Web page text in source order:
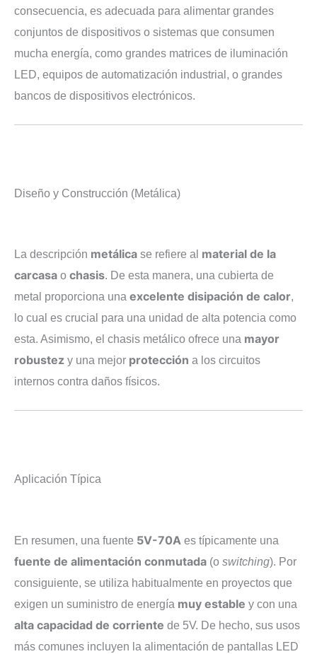
consecuencia, es adecuada para alimentar grandes
conjuntos de dispositivos o sistemas que consumen
mucha energía, como grandes matrices de iluminación
LED, equipos de automatización industrial, o grandes
bancos de dispositivos electrónicos.
Diseño y Construcción (Metálica)
La descripción metálica se refiere al material de la
carcasa o chasis. De esta manera, una cubierta de
metal proporciona una excelente disipación de calor,
lo cual es crucial para una unidad de alta potencia como
esta. Asimismo, el chasis metálico ofrece una mayor
robustez y una mejor protección a los circuitos
internos contra daños físicos.
Aplicación Típica
En resumen, una fuente 5V-70A es típicamente una
fuente de alimentación conmutada (o switching). Por
consiguiente, se utiliza habitualmente en proyectos que
exigen un suministro de energía muy estable y con una
alta capacidad de corriente de 5V. De hecho, sus usos
más comunes incluyen la alimentación de pantallas LED